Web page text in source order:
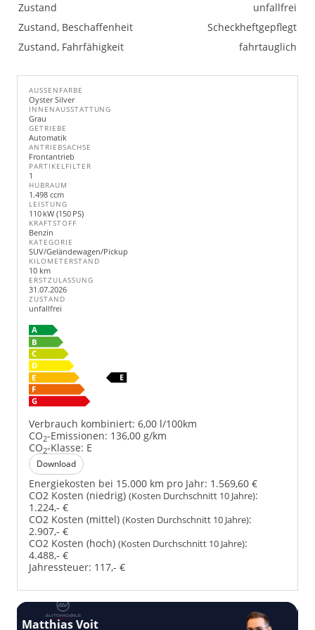
Zustand
unfallfrei
Zustand, Beschaffenheit
Scheckheftgepflegt
Zustand, Fahrfähigkeit
fahrtauglich
AUSSENFARBE
Oyster Silver
INNENAUSSTATTUNG
Grau
GETRIEBE
Automatik
ANTRIEBSACHSE
Frontantrieb
PARTIKELFILTER
1
HUBRAUM
1.498 ccm
LEISTUNG
110 kW (150 PS)
KRAFTSTOFF
Benzin
KATEGORIE
SUV/Geländewagen/Pickup
KILOMETERSTAND
10 km
ERSTZULASSUNG
31.07.2026
ZUSTAND
unfallfrei
Verbrauch kombiniert: 6,00 l/100km
CO2-Emissionen: 136,00 g/km
CO2-Klasse: E
Download
Energiekosten bei 15.000 km pro Jahr: 1.569,60 €
CO2 Kosten (niedrig) (Kosten Durchschnitt 10 Jahre):
1.224,- €
CO2 Kosten (mittel) (Kosten Durchschnitt 10 Jahre):
2.907,- €
CO2 Kosten (hoch) (Kosten Durchschnitt 10 Jahre):
4.488,- €
Jahressteuer: 117,- €
Matthias Voit